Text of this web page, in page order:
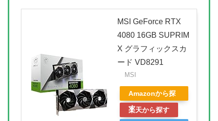
MSI GeForce RTX
4080 16GB SUPRIM
X グラフィックスカ
ード VD8291
MSI
Amazonから探
す
楽天から探す